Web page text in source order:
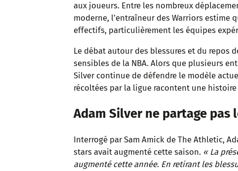
o
o
k
e
r
a
p
p
aux joueurs. Entre les nombreux
moderne, l’entraîneur des Warriors estime
effectifs, particulièrement les équipes
Le débat autour des blessures et du repos
sensibles de la NBA. Alors que plusieurs
Silver continue de défendre le modèle
récoltées par la ligue racontent une
Adam Silver ne partage pas
Interrogé par Sam Amick de The Athletic,
stars avait augmenté cette saison. « La
augmenté cette année. En retirant les